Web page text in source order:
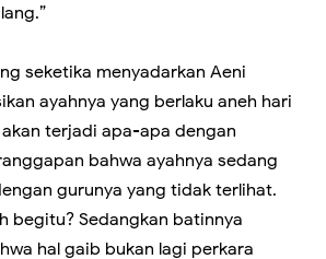
seketika menyadarkan Aeni
ayahnya yang berlaku aneh hari
terjadi apa-apa dengan
bahwa ayahnya sedang
gurunya yang tidak terlihat.
begitu? Sedangkan batinnya
hal gaib bukan lagi perkara